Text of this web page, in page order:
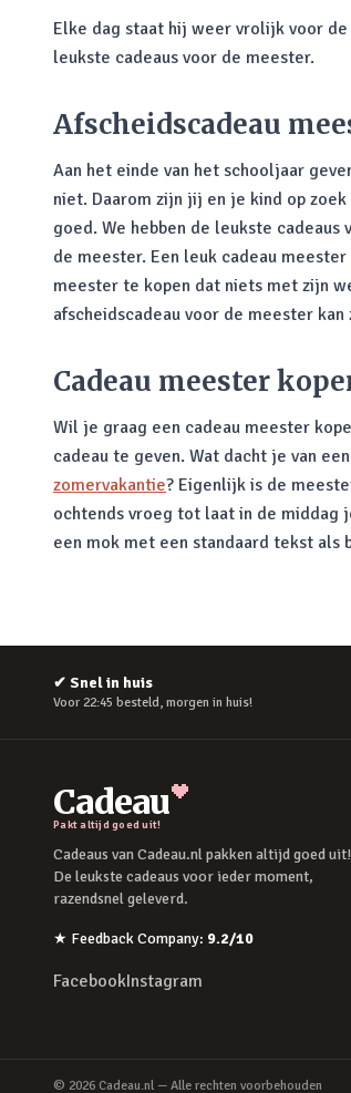
Elke dag staat hij weer vrolijk voor
leukste cadeaus voor de meester.
Afscheidscadeau
Aan het einde van het schooljaar
niet. Daarom zijn jij en je kind op
goed. We hebben de leukste
de meester. Een leuk cadeau
meester te kopen dat niets met zijn
afscheidscadeau voor de meester kan
Cadeau meester
Wil je graag een cadeau meester
cadeau te geven. Wat dacht je van
zomervakantie? Eigenlijk is de
ochtends vroeg tot laat in de middag
een mok met een standaard tekst als
✔ Snel in huis
Voor 22:45 besteld, morgen in huis!
Cadeau
Pakt altijd goed uit!
Cadeaus van Cadeau.nl pakken altijd goed uit!
De leukste cadeaus voor ieder moment,
razendsnel geleverd.
★ Feedback Company: 9.2/10
FacebookInstagram
© 2026 Cadeau.nl — Alle rechten voorbehouden